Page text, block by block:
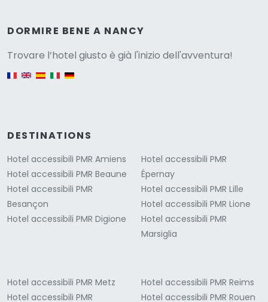
DORMIRE BENE A NANCY
Trovare l’hotel giusto è già l'inizio dell'avventura!
DESTINATIONS
Hotel accessibili PMR Amiens
Hotel accessibili PMR Beaune
Hotel accessibili PMR
Besançon
Hotel accessibili PMR Digione
Hotel accessibili PMR
Épernay
Hotel accessibili PMR Lille
Hotel accessibili PMR Lione
Hotel accessibili PMR
Marsiglia
Hotel accessibili PMR Metz
Hotel accessibili PMR
Hotel accessibili PMR Reims
Hotel accessibili PMR Rouen